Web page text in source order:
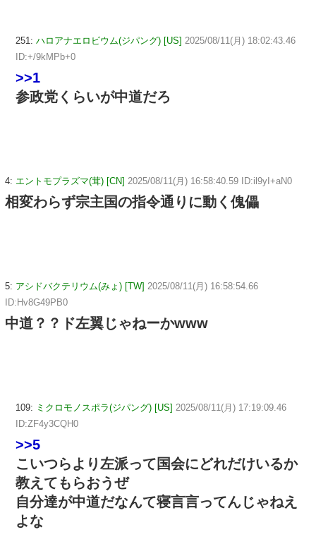
251: ハロアナエロビウム(ジパング) [US] 2025/08/11(月) 18:02:43.46
ID:+/9kMPb+0
>>1
参政党くらいが中道だろ
4: エントモプラズマ(茸) [CN] 2025/08/11(月) 16:58:40.59 ID:il9yI+aN0
相変わらず宗主国の指令通りに動く傀儡
5: アシドバクテリウム(みょ) [TW] 2025/08/11(月) 16:58:54.66
ID:Hv8G49PB0
中道？？ド左翼じゃねーかwww
109: ミクロモノスポラ(ジパング) [US] 2025/08/11(月) 17:19:09.46
ID:ZF4y3CQH0
>>5
こいつらより左派って国会にどれだけいるか
教えてもらおうぜ
自分達が中道だなんて寝言言ってんじゃねえ
よな